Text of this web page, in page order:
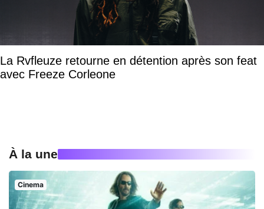
La Rvfleuze retourne en détention après son feat
avec Freeze Corleone
À la une
Cinema